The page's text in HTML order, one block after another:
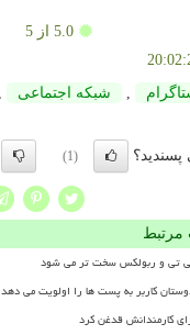
5.0 از 5
شبكه اجتماعی
(1)
مرتبط
تی و ربولکس سخت تر می شود
کاربر به پست ها را اولویت می دهد
کارمندانش قدغن کرد